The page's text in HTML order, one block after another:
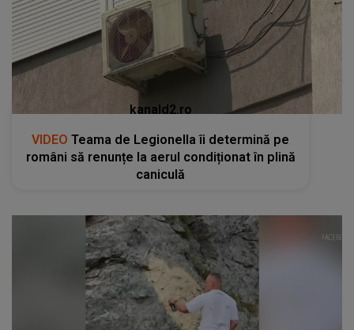
kanald2.ro
VIDEO Teama de Legionella îi determină pe
români să renunțe la aerul condiționat în plină
caniculă